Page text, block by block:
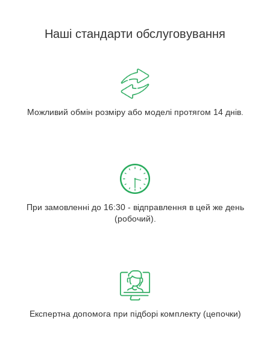
Наші стандарти обслуговування
Можливий обмін розміру або моделі протягом 14 днів.
При замовленні до 16:30 - відправлення в цей же день
(робочий).
Експертна допомога при підборі комплекту (цепочки)